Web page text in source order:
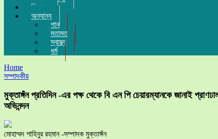
বিনোদন
অন্যান্য
গান
মতামত
স্বাস্থ্য
ধর্ম
Home
সম্পাদকীয়
মুক্তাঙ্গঁন প্রতিদিন -এর পক্ষ থেকে বি এন পি চেয়ারম্যানকে জানাই
অভিনন্দন
মোহাম্মদ শাহিনুর রহমান -সম্পাদক মুক্তাঙ্গঁন